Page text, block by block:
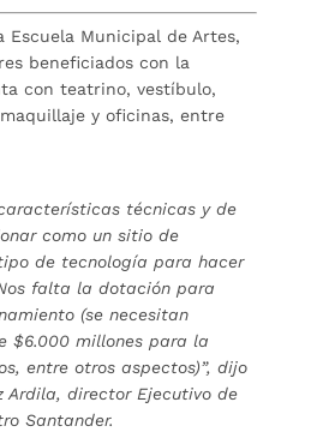
Escuela Municipal de Artes,
beneficiados con la
con teatrino, vestíbulo,
y oficinas, entre
técnicas y de
como un sitio de
de tecnología para hacer
falta la dotación para
(se necesitan
$6.000 millones para la
entre otros aspectos)”, dijo
Ardila, director Ejecutivo de
Santander.